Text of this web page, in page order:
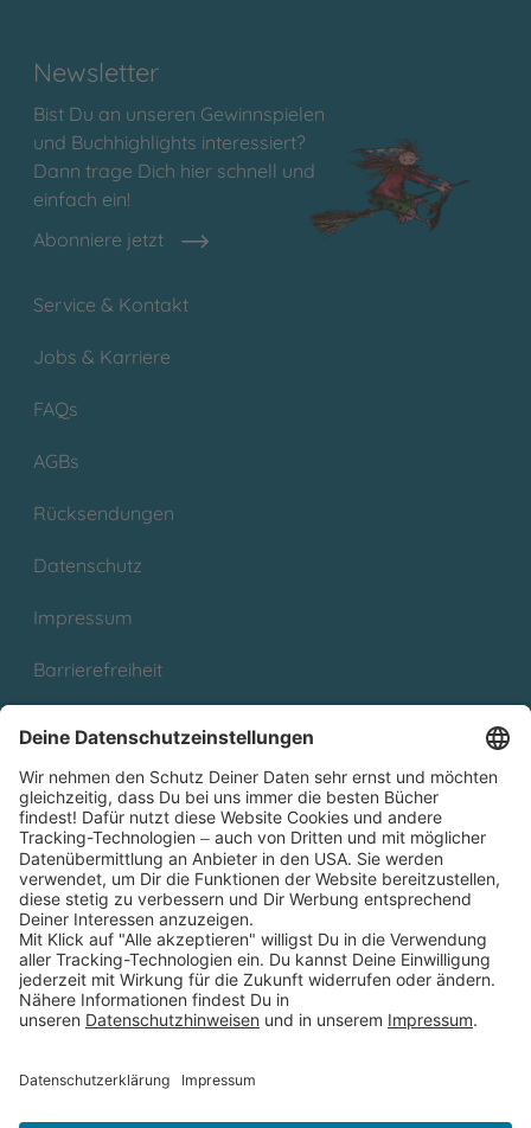
Newsletter
Bist Du an unseren Gewinnspielen
und Buchhighlights interessiert?
Dann trage Dich hier schnell und
einfach ein!
Abonniere jetzt
Service & Kontakt
Jobs & Karriere
FAQs
AGBs
Rücksendungen
Datenschutz
Impressum
Barrierefreiheit
Partnerprogramm (Affiliate)
Folge uns auf
* Versandkostenfrei ab 9,00 € Bestellwert innerhalb
Deutschlands
** Lieferzeit 1-3 Werktage innerhalb Deutschlands
Thienemann-Esslinger Verlag GmbH, Blumenstraße 36, D-70182